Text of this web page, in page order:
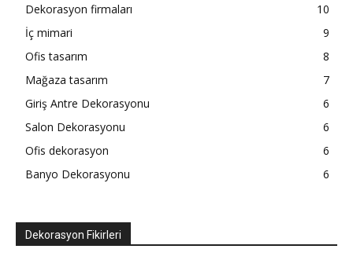
Dekorasyon firmaları
10
İç mimari
9
Ofis tasarım
8
Mağaza tasarım
7
Giriş Antre Dekorasyonu
6
Salon Dekorasyonu
6
Ofis dekorasyon
6
Banyo Dekorasyonu
6
Dekorasyon Fikirleri